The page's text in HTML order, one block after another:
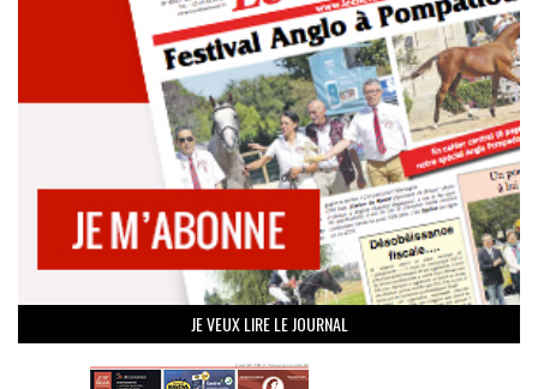
JE VEUX LIRE LE JOURNAL